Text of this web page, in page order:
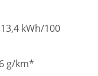
kWh/100
g/km*